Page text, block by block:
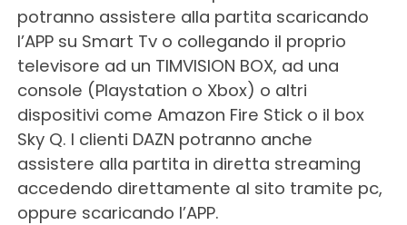
potranno assistere alla partita scaricando
l’APP su Smart Tv o collegando il proprio
televisore ad un TIMVISION BOX, ad una
console (Playstation o Xbox) o altri
dispositivi come Amazon Fire Stick o il box
Sky Q. I clienti DAZN potranno anche
assistere alla partita in diretta streaming
accedendo direttamente al sito tramite pc,
oppure scaricando l’APP.